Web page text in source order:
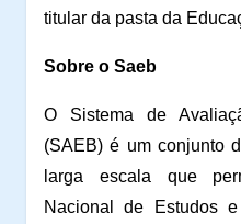
titular da pasta da
Sobre o Saeb
O Sistema de
(SAEB) é um conjunto
larga escala que
Nacional de Estudos